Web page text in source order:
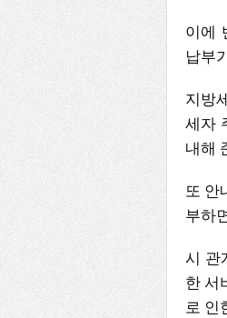
이에
납부
지방
세자
내해
또 안
부하
시 관
한 서
로 인